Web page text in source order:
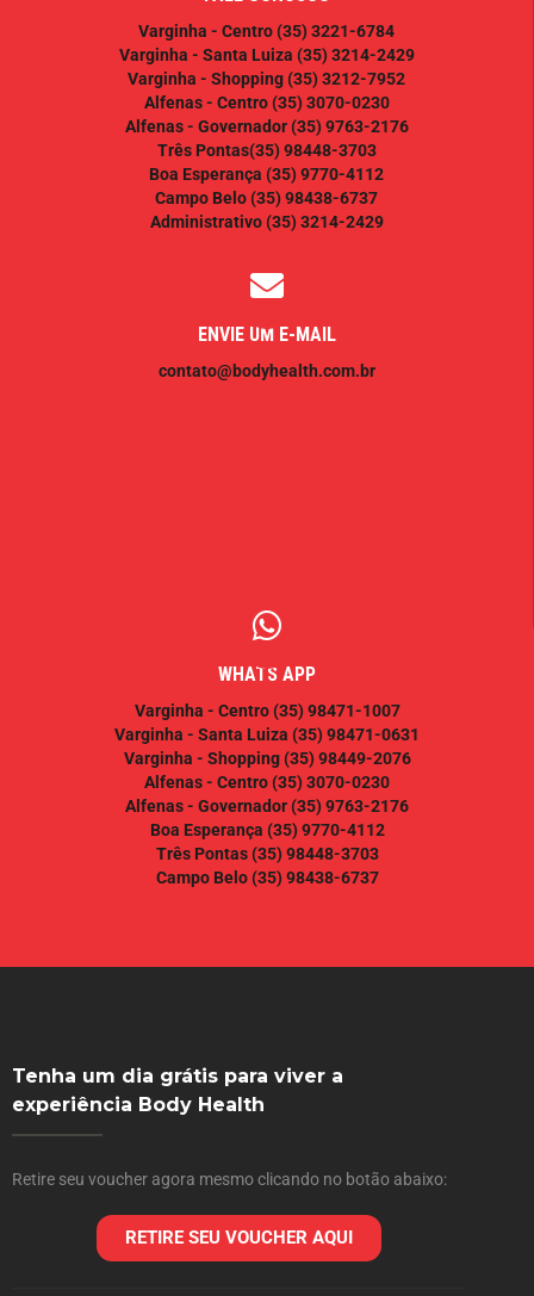
Varginha - Centro(35) 3221-6784
Varginha - Santa Luiza (35) 3214-2429
Varginha - Shopping(35) 3212-7952
Alfenas - Centro(35) 3070-0230
Alfenas - Governador(35) 9763-2176
Três Pontas(35) 98448-3703
Boa Esperança (35) 9770-4112
Campo Belo(35) 98438-6737
Administrativo(35) 3214-2429
ENVIE UM E-MAIL
contato@bodyhealth.com.br
WHATS APP
Varginha - Centro(35) 98471-1007
Varginha - Santa Luiza (35) 98471-0631
Varginha - Shopping(35) 98449-2076
Alfenas - Centro(35) 3070-0230
Alfenas - Governador(35) 9763-2176
Boa Esperança (35) 9770-4112
Três Pontas(35) 98448-3703
Campo Belo(35) 98438-6737
Tenha um dia grátis para viver a
experiência Body Health
Retire seu voucher agora mesmo clicando no botão abaixo:
RETIRE SEU VOUCHER AQUI